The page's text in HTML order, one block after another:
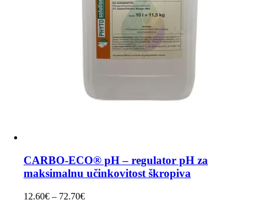
CARBO-ECO® pH – regulator pH za
maksimalnu učinkovitost škropiva
12.60€ – 72.70€Raspon